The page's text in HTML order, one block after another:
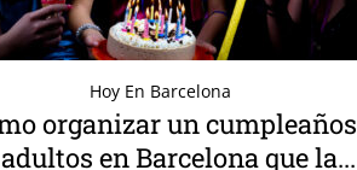
Hoy En Barcelona
organizar un cumpleaños
en Barcelona que la...